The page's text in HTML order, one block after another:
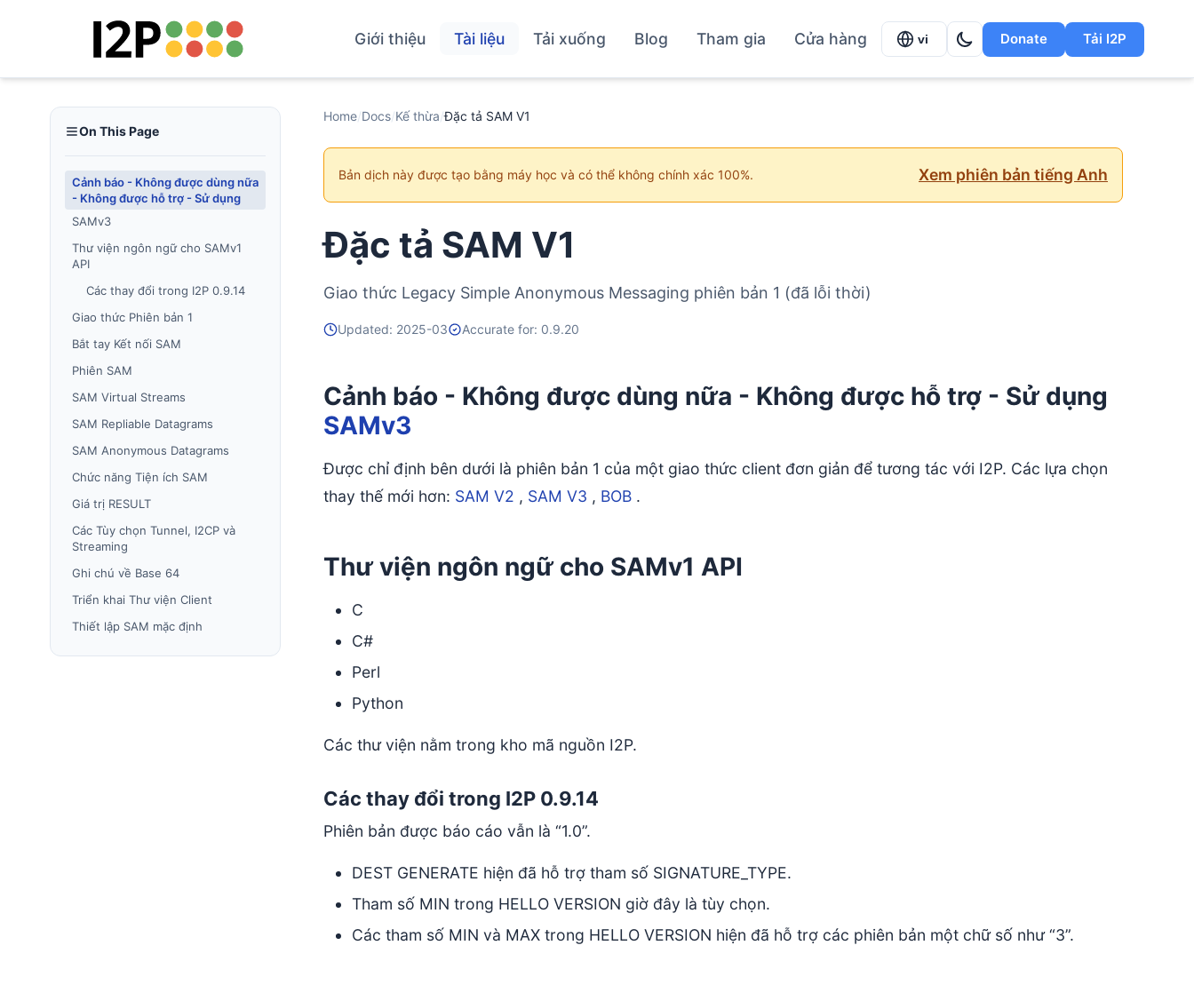
Giới thiệu Tài liệu Tải xuống Blog Tham gia Cửa hàng vi Donate Tải I2P
On This Page
Cảnh báo - Không được dùng nữa
- Không được hỗ trợ - Sử dụng
SAMv3
Thư viện ngôn ngữ cho SAMv1
API
Các thay đổi trong I2P 0.9.14
Giao thức Phiên bản 1
Bắt tay Kết nối SAM
Phiên SAM
SAM Virtual Streams
SAM Repliable Datagrams
SAM Anonymous Datagrams
Chức năng Tiện ích SAM
Giá trị RESULT
Các Tùy chọn Tunnel, I2CP và
Streaming
Ghi chú về Base 64
Triển khai Thư viện Client
Thiết lập SAM mặc định
Home/Docs/Kế thừa/Đặc tả SAM V1
Bản dịch này được tạo bằng máy học và có thể không chính xác 100%. Xem phiên bản tiếng Anh
Đặc tả SAM V1
Giao thức Legacy Simple Anonymous Messaging phiên bản 1 (đã lỗi thời)
Updated: 2025-03 Accurate for: 0.9.20
Cảnh báo - Không được dùng nữa - Không được hỗ trợ - Sử dụng
SAMv3
Được chỉ định bên dưới là phiên bản 1 của một giao thức client đơn giản để tương tác với I2P. Các lựa chọn
thay thế mới hơn: SAM V2 , SAM V3 , BOB .
Thư viện ngôn ngữ cho SAMv1 API
C
C#
Perl
Python
Các thư viện nằm trong kho mã nguồn I2P.
Các thay đổi trong I2P 0.9.14
Phiên bản được báo cáo vẫn là “1.0”.
DEST GENERATE hiện đã hỗ trợ tham số SIGNATURE_TYPE.
Tham số MIN trong HELLO VERSION giờ đây là tùy chọn.
Các tham số MIN và MAX trong HELLO VERSION hiện đã hỗ trợ các phiên bản một chữ số như “3”.